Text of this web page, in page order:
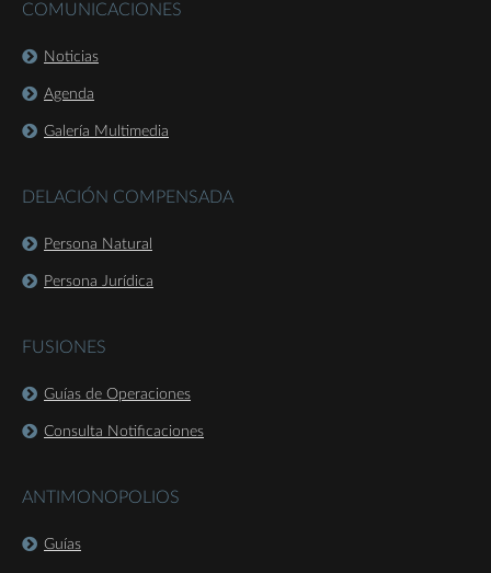
COMUNICACIONES
Noticias
Agenda
Galería Multimedia
DELACIÓN COMPENSADA
Persona Natural
Persona Jurídica
FUSIONES
Guías de Operaciones
Consulta Notificaciones
ANTIMONOPOLIOS
Guías